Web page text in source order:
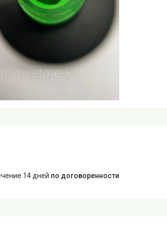
14 дней по договоренности